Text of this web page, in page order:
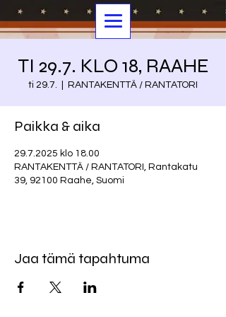
TI 29.7. KLO 18, RAAHE
ti 29.7. RANTAKENTTÄ / RANTATORI
Paikka & aika
29.7.2025 klo 18.00
RANTAKENTTÄ / RANTATORI, Rantakatu
39, 92100 Raahe, Suomi
Jaa tämä tapahtuma